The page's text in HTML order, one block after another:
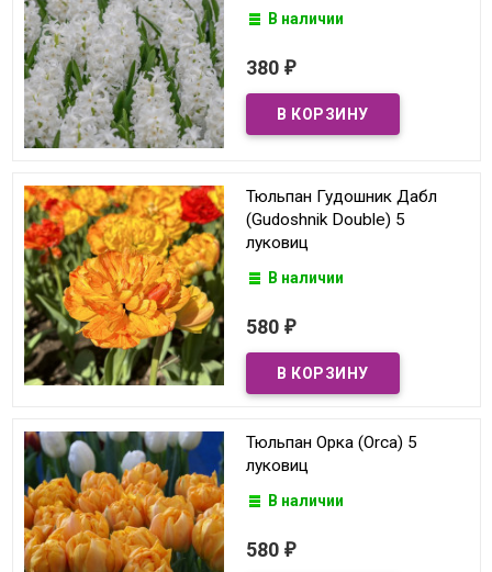
В наличии
380 ₽
Тюльпан Гудошник Дабл
(Gudoshnik Double) 5
луковиц
В наличии
580 ₽
Тюльпан Орка (Orca) 5
луковиц
В наличии
580 ₽